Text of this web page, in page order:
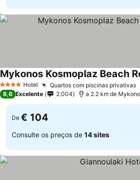
4 EstrelasHotel Quartos com piscinas privativas
Mykonos Kosmoplaz Beach
8,6 Excelente 2.004 a 2.2 km de
De € 104
Consulte os preços de 14 sites